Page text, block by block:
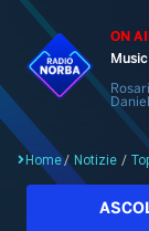
ON
Home/ Notizie /